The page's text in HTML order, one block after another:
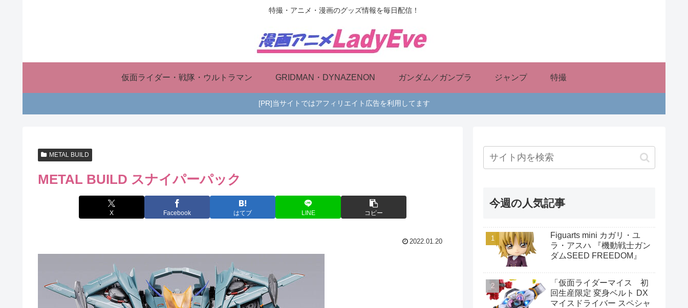
特撮・アニメ・漫画のグッズ情報を毎日配信！
仮面ライダー・戦隊・ウルトラマン GRIDMAN・DYNAZENON ガンダム／ガンプラ ジャンプ 特撮
[PR]当サイトではアフィリエイト広告を利用してます
METAL BUILD
METAL BUILD スナイパーパック
X Facebook はてブ LINE コピー
2022.01.20
今週の人気記事
Figuarts mini カガリ・ユ
ラ・アスハ 『機動戦士ガン
ダムSEED FREEDOM』
「仮面ライダーマイス 初
回生産限定 変身ベルト DX
マイスドライバー スペシャ